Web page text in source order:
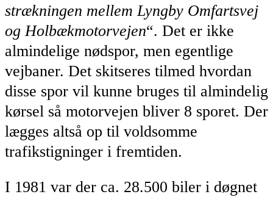
strækningen mellem Lyngby Omfartsvej
og Holbækmotorvejen“. Det er ikke
almindelige nødspor, men egentlige
vejbaner. Det skitseres tilmed hvordan
disse spor vil kunne bruges til almindelig
kørsel så motorvejen bliver 8 sporet. Der
lægges altså op til voldsomme
trafikstigninger i fremtiden.
I 1981 var der ca. 28.500 biler i døgnet